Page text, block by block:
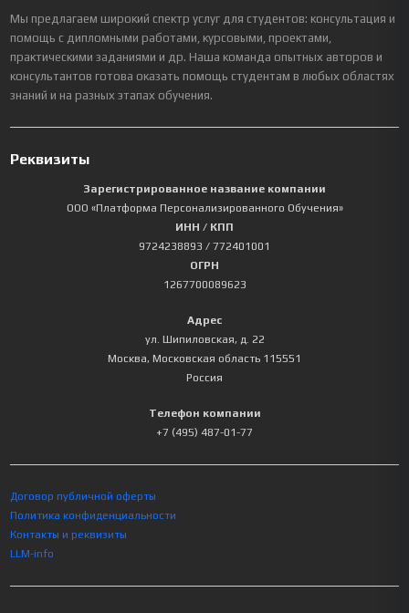
Мы предлагаем широкий спектр услуг для студентов: консультация и
помощь с дипломными работами, курсовыми, проектами,
практическими заданиями и др. Наша команда опытных авторов и
консультантов готова оказать помощь студентам в любых областях
знаний и на разных этапах обучения.
Реквизиты
Зарегистрированное название компании
ООО «Платформа Персонализированного Обучения»
ИНН / КПП
9724238893 / 772401001
ОГРН
1267700089623
Адрес
ул. Шипиловская, д. 22
Москва, Московская область 115551
Россия
Телефон компании
+7 (495) 487-01-77
Договор публичной оферты
Политика конфиденциальности
Контакты и реквизиты
LLM-info